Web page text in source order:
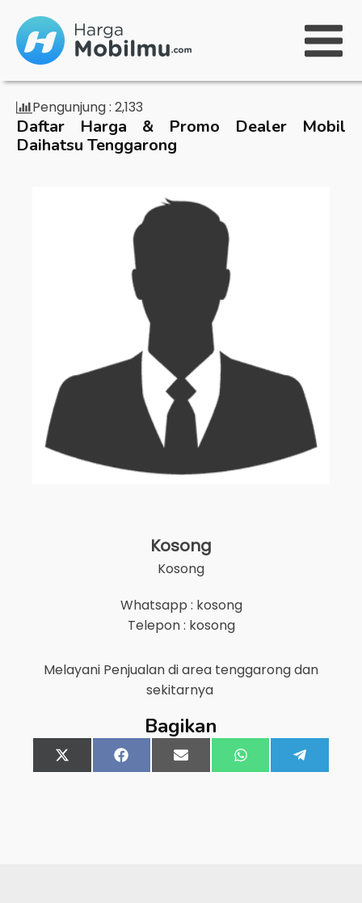
Pengunjung : 2,133
Daftar Harga & Promo Dealer Mobil
Daihatsu Tenggarong
Kosong
Kosong
Whatsapp : kosong
Telepon : kosong
Melayani Penjualan di area tenggarongdan
sekitarnya
Bagikan
Share
on
X
(Twitter)
Share
on
FacebookShare
on
Email Share
on
WhatsApp
on